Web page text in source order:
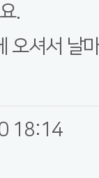
.
오셔서 날
18:14